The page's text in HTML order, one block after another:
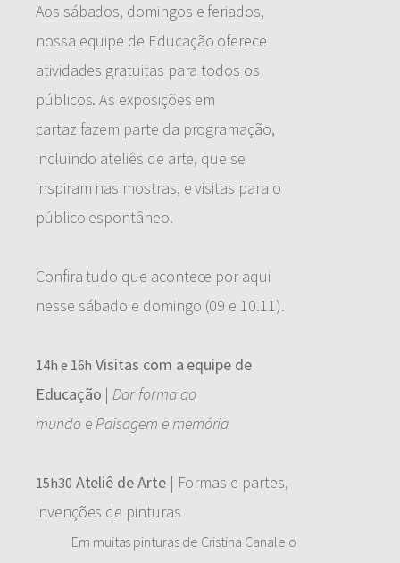
Aos sábados, domingos e feriados,
nossa equipe de Educação oferece
atividades gratuitas para todos os
públicos. As exposições em
cartaz fazem parte da programação,
incluindo ateliês de arte, que se
inspiram nas mostras, e visitas para o
público espontâneo.
Confira tudo que acontece por aqui
nesse sábado e domingo (09 e 10.11).
14h e 16h Visitas com a equipe de
Educação |Dar forma ao
mundo ePaisagem e memória
15h30 Ateliê de Arte| Formas e partes,
invenções de pinturas
Em muitas pinturas de Cristina Canale o